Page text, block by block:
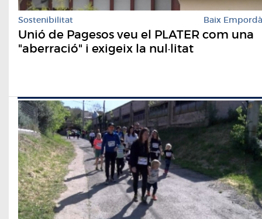
Sostenibilitat Baix Empordà
Unió de Pagesos veu el PLATER com una
"aberració" i exigeix la nul·litat